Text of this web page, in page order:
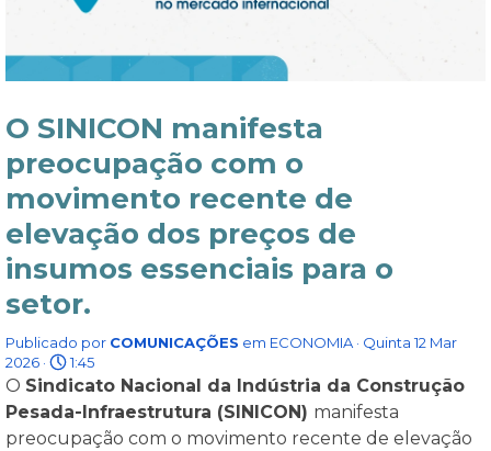
O SINICON manifesta
preocupação com o
movimento recente de
elevação dos preços de
insumos essenciais para o
setor.
Publicado por COMUNICAÇÕES em ECONOMIA · Quinta 12 Mar
2026 ·
1:45
O Sindicato Nacional da Indústria da Construção
Pesada-Infraestrutura (SINICON) manifesta
preocupação com o movimento recente de elevação